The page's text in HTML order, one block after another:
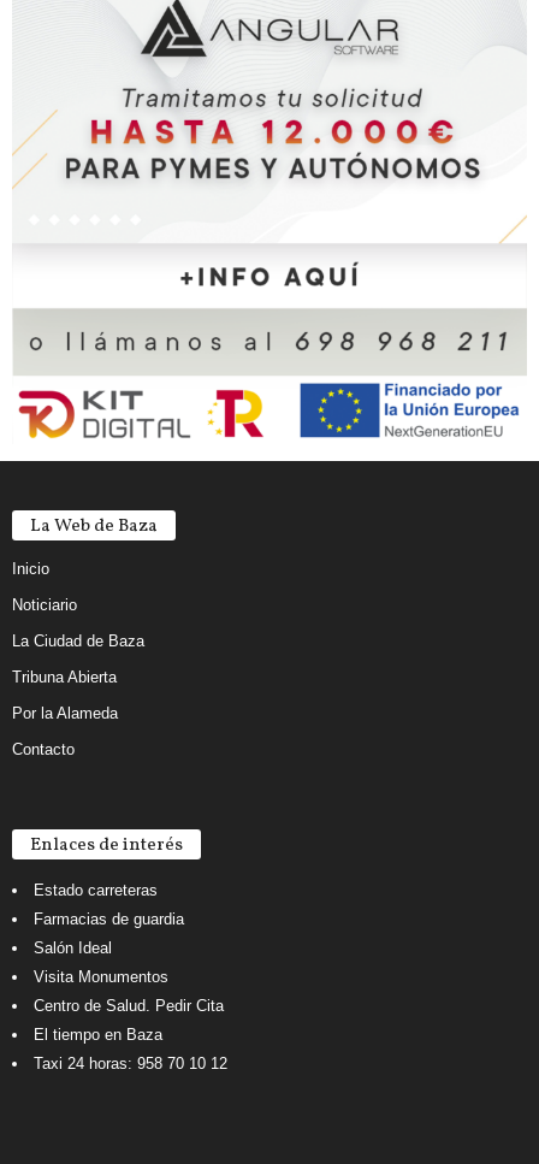
La Web de Baza
Inicio
Noticiario
La Ciudad de Baza
Tribuna Abierta
Por la Alameda
Contacto
Enlaces de interés
Estado carreteras
Farmacias de guardia
Salón Ideal
Visita Monumentos
Centro de Salud. Pedir Cita
El tiempo en Baza
Taxi 24 horas: 958 70 10 12